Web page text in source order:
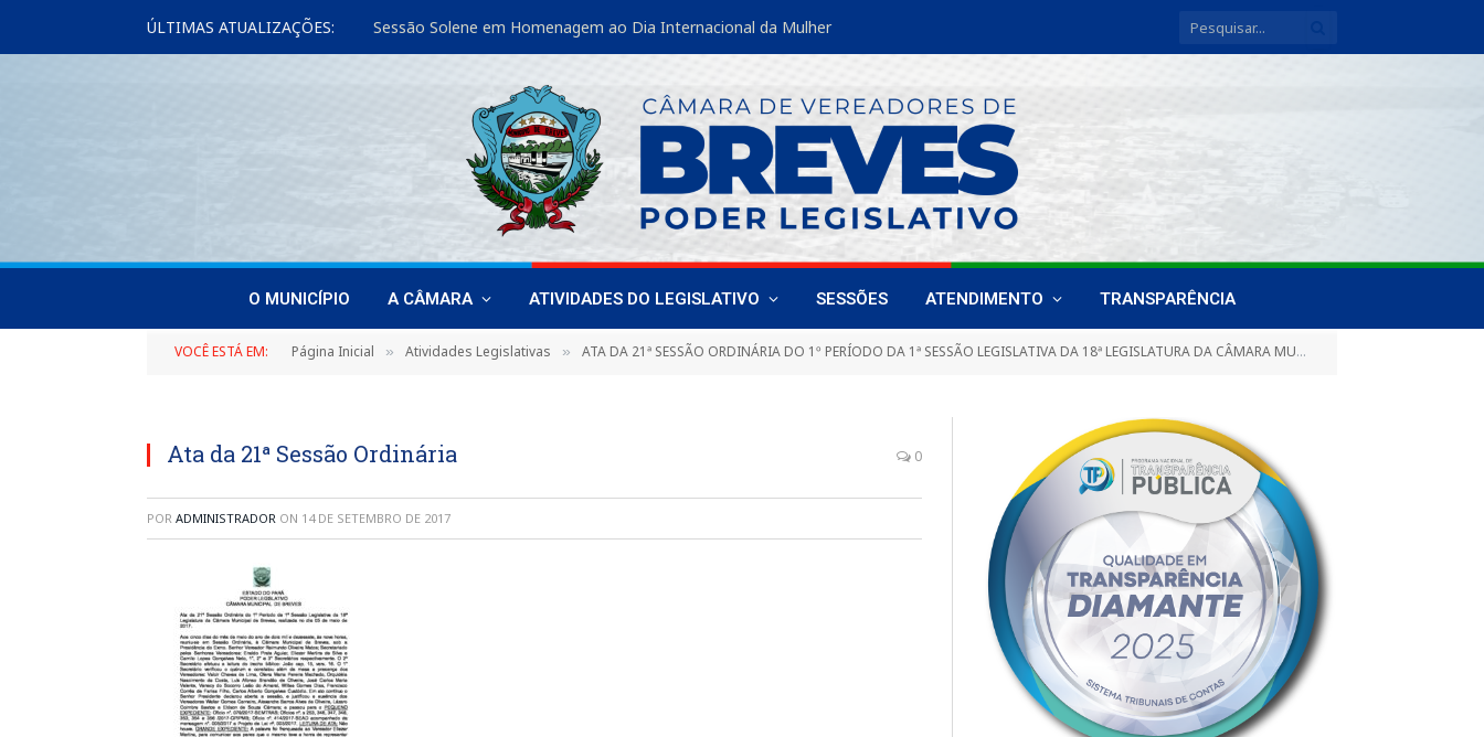
ÚLTIMAS ATUALIZAÇÕES: Sessão Solene em Homenagem ao Dia Internacional da Mulher
O MUNICÍPIO A CÂMARA ATIVIDADES DO LEGISLATIVO SESSÕES ATENDIMENTO TRANSPARÊNCIA
VOCÊ ESTÁ EM: Página Inicial » Atividades Legislativas » ATA DA 21ª SESSÃO ORDINÁRIA DO 1º PERÍODO DA 1ª SESSÃO LEGISLATIVA DA 18ª LEGISLATURA DA CÂMARA MUNICIPAL DE BREVES, DE 05 DE MAIO DE 2017
Ata da 21ª Sessão Ordinária 0
POR ADMINISTRADOR ON 14 DE SETEMBRO DE 2017